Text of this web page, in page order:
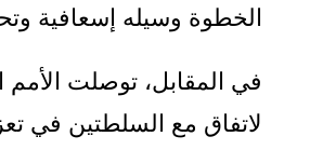
الخطوة وسيله إسعافية
في المقابل، توصلت الأمم
لاتفاق مع السلطتين في